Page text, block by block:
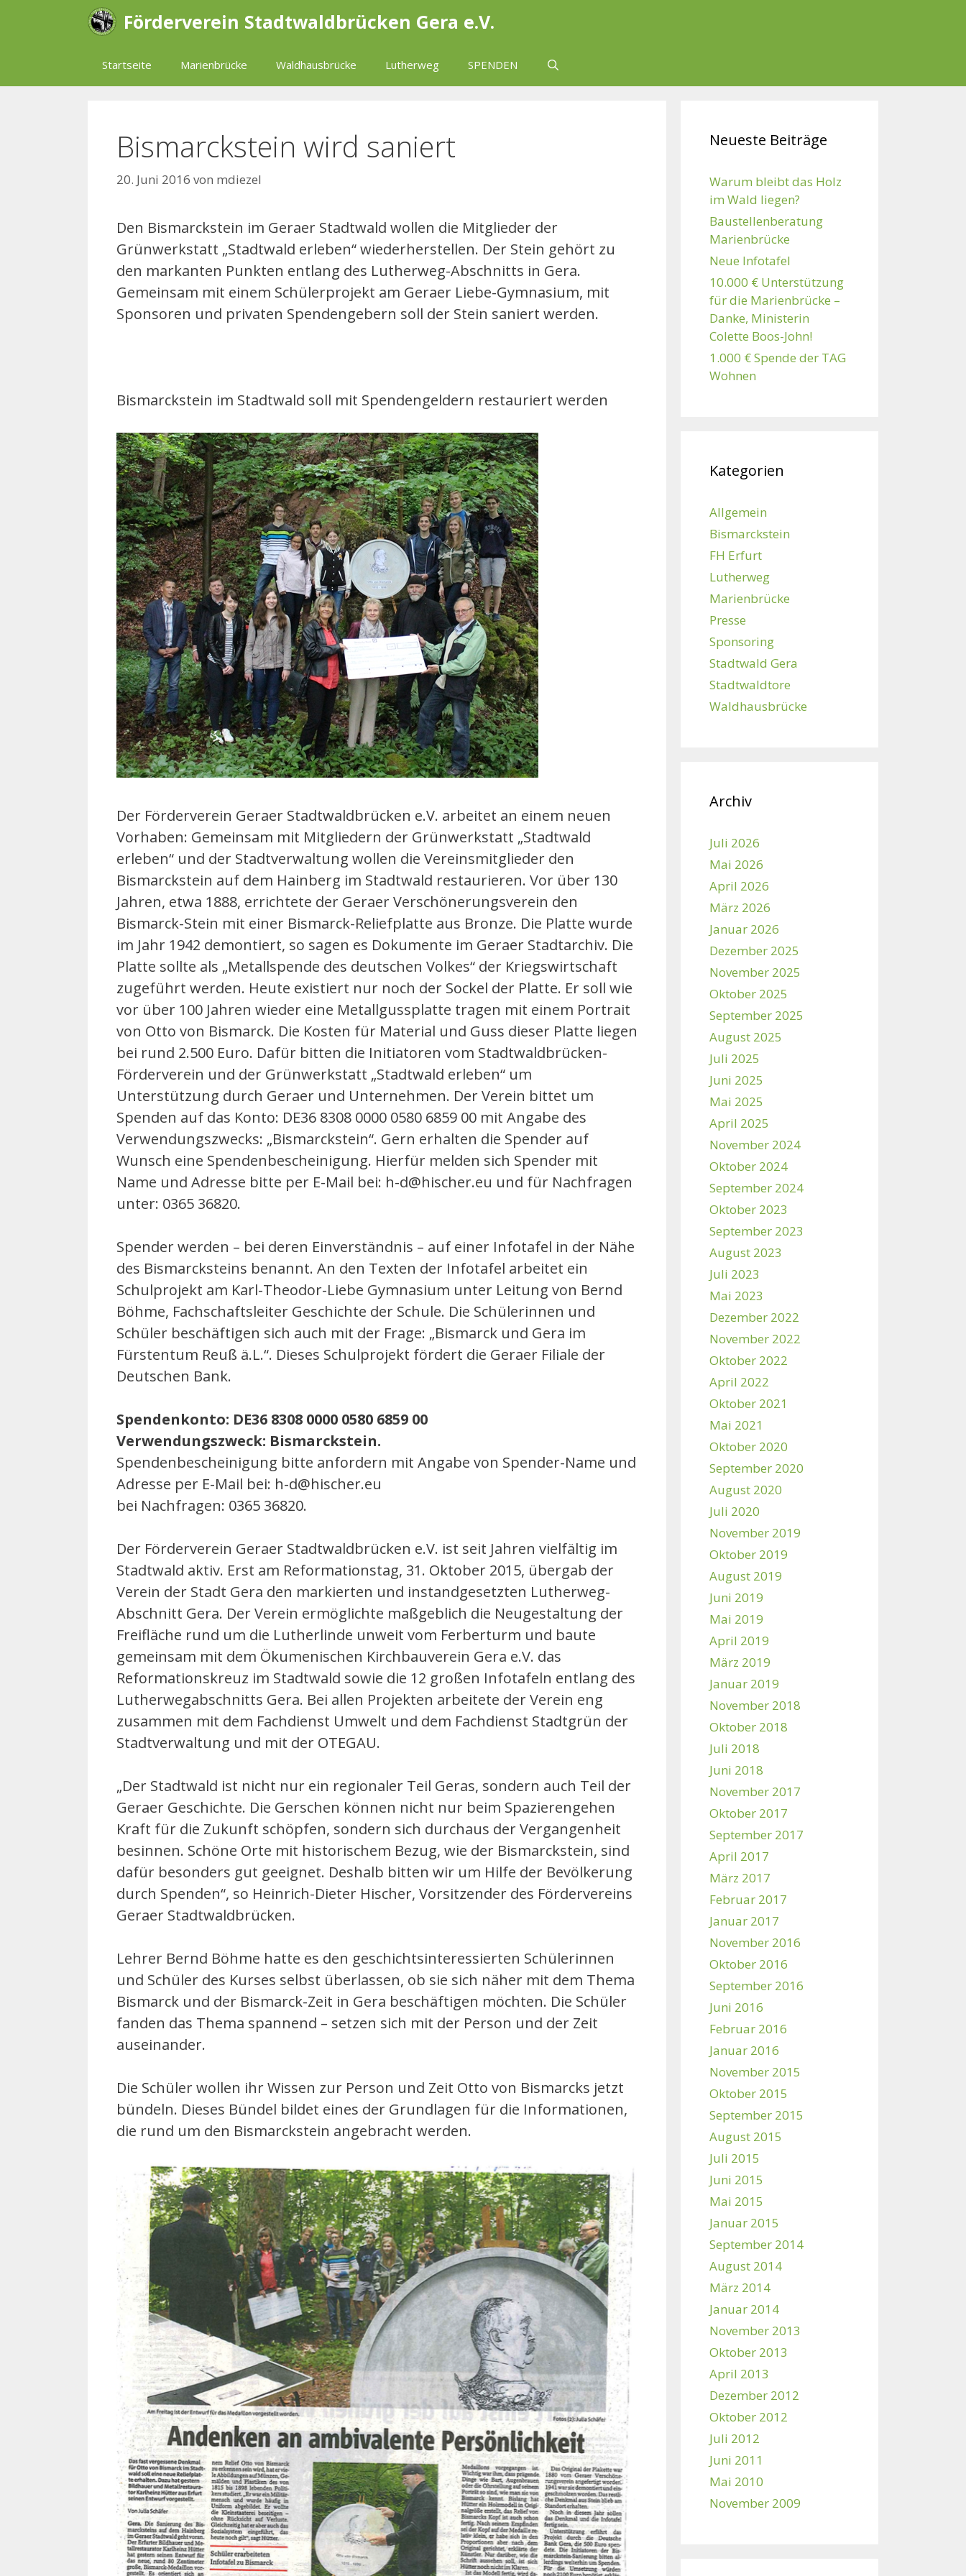
Förderverein Stadtwaldbrücken Gera e.V.
Startseite Marienbrücke Waldhausbrücke Lutherweg SPENDEN
Bismarckstein wird saniert
20. Juni 2016 von mdiezel
Den Bismarckstein im Geraer Stadtwald wollen die Mitglieder der
Grünwerkstatt „Stadtwald erleben“ wiederherstellen. Der Stein gehört zu
den markanten Punkten entlang des Lutherweg-Abschnitts in Gera.
Gemeinsam mit einem Schülerprojekt am Geraer Liebe-Gymnasium, mit
Sponsoren und privaten Spendengebern soll der Stein saniert werden.
Bismarckstein im Stadtwald soll mit Spendengeldern restauriert werden
Der Förderverein Geraer Stadtwaldbrücken e.V. arbeitet an einem neuen
Vorhaben: Gemeinsam mit Mitgliedern der Grünwerkstatt „Stadtwald
erleben“ und der Stadtverwaltung wollen die Vereinsmitglieder den
Bismarckstein auf dem Hainberg im Stadtwald restaurieren. Vor über 130
Jahren, etwa 1888, errichtete der Geraer Verschönerungsverein den
Bismarck-Stein mit einer Bismarck-Reliefplatte aus Bronze. Die Platte wurde
im Jahr 1942 demontiert, so sagen es Dokumente im Geraer Stadtarchiv. Die
Platte sollte als „Metallspende des deutschen Volkes“ der Kriegswirtschaft
zugeführt werden. Heute existiert nur noch der Sockel der Platte. Er soll wie
vor über 100 Jahren wieder eine Metallgussplatte tragen mit einem Portrait
von Otto von Bismarck. Die Kosten für Material und Guss dieser Platte liegen
bei rund 2.500 Euro. Dafür bitten die Initiatoren vom Stadtwaldbrücken-
Förderverein und der Grünwerkstatt „Stadtwald erleben“ um
Unterstützung durch Geraer und Unternehmen. Der Verein bittet um
Spenden auf das Konto: DE36 8308 0000 0580 6859 00 mit Angabe des
Verwendungszwecks: „Bismarckstein“. Gern erhalten die Spender auf
Wunsch eine Spendenbescheinigung. Hierfür melden sich Spender mit
Name und Adresse bitte per E-Mail bei: h-d@hischer.eu und für Nachfragen
unter: 0365 36820.
Spender werden – bei deren Einverständnis – auf einer Infotafel in der Nähe
des Bismarcksteins benannt. An den Texten der Infotafel arbeitet ein
Schulprojekt am Karl-Theodor-Liebe Gymnasium unter Leitung von Bernd
Böhme, Fachschaftsleiter Geschichte der Schule. Die Schülerinnen und
Schüler beschäftigen sich auch mit der Frage: „Bismarck und Gera im
Fürstentum Reuß ä.L.“. Dieses Schulprojekt fördert die Geraer Filiale der
Deutschen Bank.
Spendenkonto: DE36 8308 0000 0580 6859 00
Verwendungszweck: Bismarckstein.
Spendenbescheinigung bitte anfordern mit Angabe von Spender-Name und
Adresse per E-Mail bei: h-d@hischer.eu
bei Nachfragen: 0365 36820.
Der Förderverein Geraer Stadtwaldbrücken e.V. ist seit Jahren vielfältig im
Stadtwald aktiv. Erst am Reformationstag, 31. Oktober 2015, übergab der
Verein der Stadt Gera den markierten und instandgesetzten Lutherweg-
Abschnitt Gera. Der Verein ermöglichte maßgeblich die Neugestaltung der
Freifläche rund um die Lutherlinde unweit vom Ferberturm und baute
gemeinsam mit dem Ökumenischen Kirchbauverein Gera e.V. das
Reformationskreuz im Stadtwald sowie die 12 großen Infotafeln entlang des
Lutherwegabschnitts Gera. Bei allen Projekten arbeitete der Verein eng
zusammen mit dem Fachdienst Umwelt und dem Fachdienst Stadtgrün der
Stadtverwaltung und mit der OTEGAU.
„Der Stadtwald ist nicht nur ein regionaler Teil Geras, sondern auch Teil der
Geraer Geschichte. Die Gerschen können nicht nur beim Spazierengehen
Kraft für die Zukunft schöpfen, sondern sich durchaus der Vergangenheit
besinnen. Schöne Orte mit historischem Bezug, wie der Bismarckstein, sind
dafür besonders gut geeignet. Deshalb bitten wir um Hilfe der Bevölkerung
durch Spenden“, so Heinrich-Dieter Hischer, Vorsitzender des Fördervereins
Geraer Stadtwaldbrücken.
Lehrer Bernd Böhme hatte es den geschichtsinteressierten Schülerinnen
und Schüler des Kurses selbst überlassen, ob sie sich näher mit dem Thema
Bismarck und der Bismarck-Zeit in Gera beschäftigen möchten. Die Schüler
fanden das Thema spannend – setzen sich mit der Person und der Zeit
auseinander.
Die Schüler wollen ihr Wissen zur Person und Zeit Otto von Bismarcks jetzt
bündeln. Dieses Bündel bildet eines der Grundlagen für die Informationen,
die rund um den Bismarckstein angebracht werden.
Neueste Beiträge
Warum bleibt das Holz
im Wald liegen?
Baustellenberatung
Marienbrücke
Neue Infotafel
10.000 € Unterstützung
für die Marienbrücke –
Danke, Ministerin
Colette Boos-John!
1.000 € Spende der TAG
Wohnen
Kategorien
Allgemein
Bismarckstein
FH Erfurt
Lutherweg
Marienbrücke
Presse
Sponsoring
Stadtwald Gera
Stadtwaldtore
Waldhausbrücke
Archiv
Juli 2026
Mai 2026
April 2026
März 2026
Januar 2026
Dezember 2025
November 2025
Oktober 2025
September 2025
August 2025
Juli 2025
Juni 2025
Mai 2025
April 2025
November 2024
Oktober 2024
September 2024
Oktober 2023
September 2023
August 2023
Juli 2023
Mai 2023
Dezember 2022
November 2022
Oktober 2022
April 2022
Oktober 2021
Mai 2021
Oktober 2020
September 2020
August 2020
Juli 2020
November 2019
Oktober 2019
August 2019
Juni 2019
Mai 2019
April 2019
März 2019
Januar 2019
November 2018
Oktober 2018
Juli 2018
Juni 2018
November 2017
Oktober 2017
September 2017
April 2017
März 2017
Februar 2017
Januar 2017
November 2016
Oktober 2016
September 2016
Juni 2016
Februar 2016
Januar 2016
November 2015
Oktober 2015
September 2015
August 2015
Juli 2015
Juni 2015
Mai 2015
Januar 2015
September 2014
August 2014
März 2014
Januar 2014
November 2013
Oktober 2013
April 2013
Dezember 2012
Oktober 2012
Juli 2012
Juni 2011
Mai 2010
November 2009